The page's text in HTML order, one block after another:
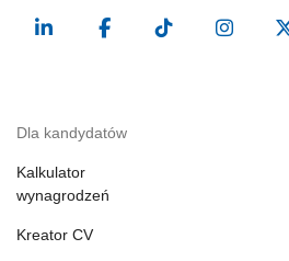
Dla kandydatów
Kalkulator
wynagrodzeń
Kreator CV